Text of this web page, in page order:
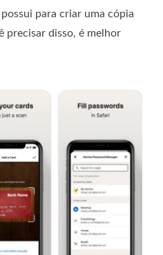
para criar uma cópia
precisar disso, é melhor